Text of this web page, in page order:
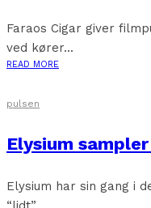
Faraos Cigar giver
ved kører...
READ MORE
pulsen
Elysium
Elysium har sin gang i